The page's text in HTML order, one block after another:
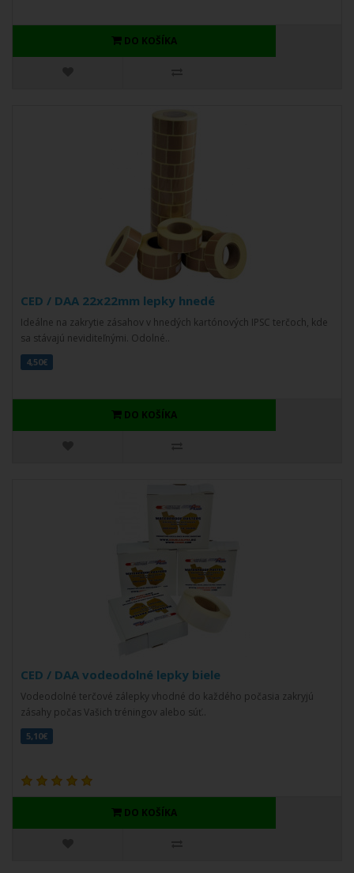
DO KOŠÍKA
CED / DAA 22x22mm lepky hnedé
Ideálne na zakrytie zásahov v hnedých kartónových IPSC terčoch, kde
sa stávajú neviditeľnými. Odolné..
4,50€
DO KOŠÍKA
CED / DAA vodeodolné lepky biele
Vodeodolné terčové zálepky vhodné do každého počasia zakryjú
zásahy počas Vašich tréningov alebo súť..
5,10€
DO KOŠÍKA